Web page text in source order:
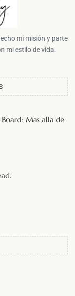
mi misión y parte
mi estilo de vida.
Mas alla de